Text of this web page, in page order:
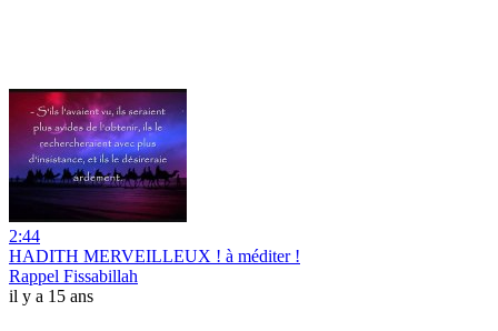
2:44
HADITH MERVEILLEUX ! à méditer !
Rappel Fissabillah
il y a 15 ans